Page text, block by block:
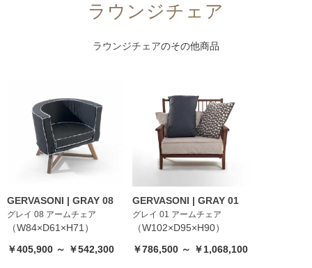
ラウンジチェア
ラウンジチェアのその他商品
GERVASONI | GRAY 08
グレイ 08 アームチェア
（W84×D61×H71）
￥405,900 ～ ￥542,300
GERVASONI | GRAY 01
グレイ 01 アームチェア
（W102×D95×H90）
￥786,500 ～ ￥1,068,100